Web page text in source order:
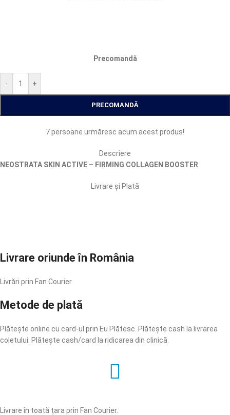
Precomandă
- +
PRECOMANDĂ
7persoane urmăresc acum acest produs!
Descriere
NEOSTRATA SKIN ACTIVE – FIRMING COLLAGEN BOOSTER
Livrare și Plată
Livrare oriunde în România
Livrări prin Fan Courier
Metode de plată
Plătește online cu card-ul prin Eu Plătesc. Plătește cash la livrarea
coletului. Plătește cash/card la ridicarea din clinică.
Livrare în toată țara prin Fan Courier.